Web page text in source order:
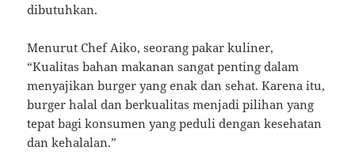
dibutuhkan.
Menurut Chef Aiko, seorang pakar kuliner,
“Kualitas bahan makanan sangat penting dalam
menyajikan burger yang enak dan sehat. Karena itu,
burger halal dan berkualitas menjadi pilihan yang
tepat bagi konsumen yang peduli dengan kesehatan
dan kehalalan.”